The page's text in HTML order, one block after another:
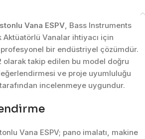
Vana ESPV, Bass Instruments
Vanalar ihtiyacı için
bir endüstriyel çözümdür.
olarak takip edilen bu model doğru
ve proje uyumluluğu
incelenmeye uygundur.
Vana ESPV; pano imalatı, makine